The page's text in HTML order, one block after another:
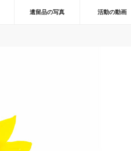
遺留品の写真 活動の動画